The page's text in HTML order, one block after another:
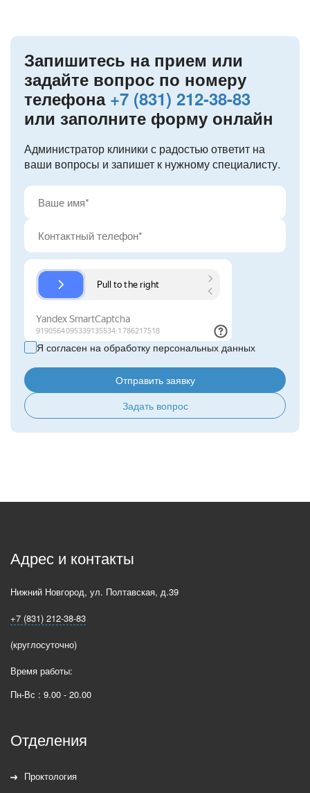
Запишитесь на прием или
задайте вопрос по номеру
телефона +7 (831) 212-38-83
или заполните форму онлайн
Администратор клиники с радостью ответит на
ваши вопросы и запишет к нужному специалисту.
Я согласен на обработку персональных данных
Отправить заявку
Задать вопрос
Адрес и контакты
Нижний Новгород, ул. Полтавская, д.39
+7 (831) 212-38-83
(круглосуточно)
Время работы:
Пн-Вс : 9.00 - 20.00
Отделения
Проктология